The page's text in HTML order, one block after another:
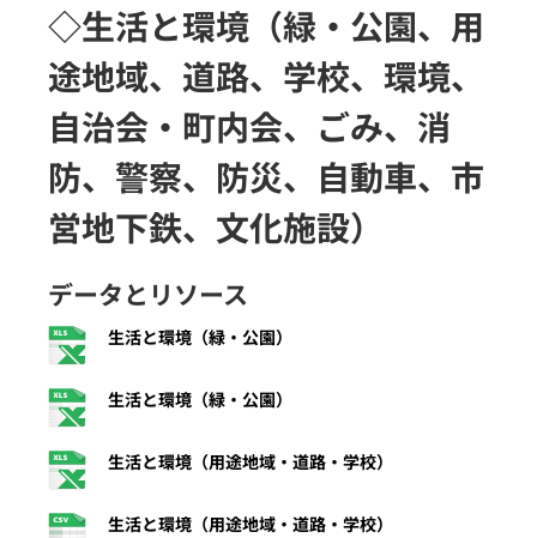
◇生活と環境（緑・公園、用
途地域、道路、学校、環境、
自治会・町内会、ごみ、消
防、警察、防災、自動車、市
営地下鉄、文化施設）
データとリソース
生活と環境（緑・公園）
生活と環境（緑・公園）
生活と環境（用途地域・道路・学校）
生活と環境（用途地域・道路・学校）